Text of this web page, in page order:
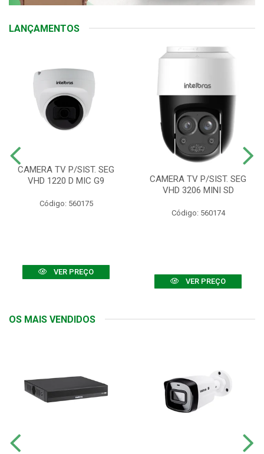
LANÇAMENTOS
CAMERA TV P/SIST. SEG
VHD 1220 D MIC G9
Código: 560175
VER PREÇO
CAMERA TV P/SIST. SEG
VHD 3206 MINI SD
Código: 560174
VER PREÇO
OS MAIS VENDIDOS